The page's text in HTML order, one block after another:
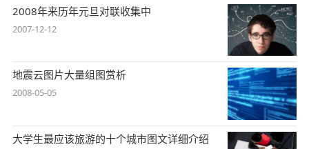
2008年来历年元旦对联收集中
2007-12-12
地震云图片大量组图赏析
2008-05-05
大学生最应该旅游的十个城市图文详细介绍